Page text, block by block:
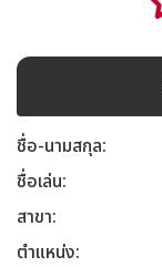
ชื่อ-นามสกุล
ชื่อเล่น
สาขา
ตำแหน่ง